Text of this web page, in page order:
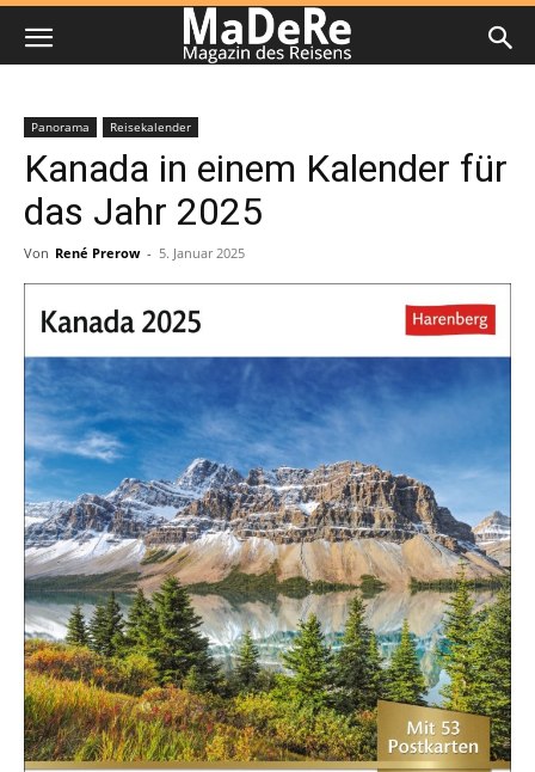
Panorama Reisekalender
Kanada in einem Kalender für
das Jahr 2025
Von René Prerow - 5. Januar 2025